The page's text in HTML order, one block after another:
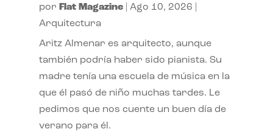
por Flat Magazine| Ago 10, 2026
Arquitectura
Aritz Almenar es arquitecto, aunque
también podría haber sido pianista. Su
madre tenía una escuela de música en la
que él pasó de niño muchas tardes. Le
pedimos que nos cuente un buen día de
verano para él.